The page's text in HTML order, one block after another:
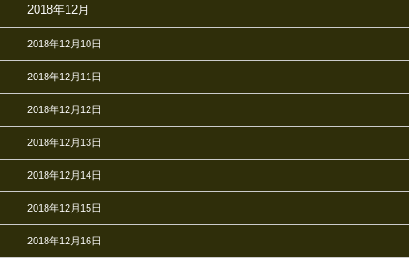
2018年12月
2018年12月10日
2018年12月11日
2018年12月12日
2018年12月13日
2018年12月14日
2018年12月15日
2018年12月16日